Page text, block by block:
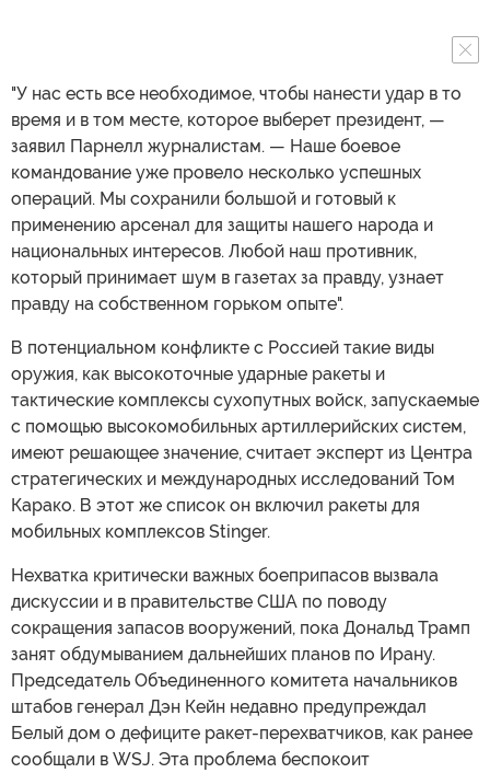
"У нас есть все необходимое, чтобы нанести удар в то
время и в том месте, которое выберет президент, —
заявил Парнелл журналистам. — Наше боевое
командование уже провело несколько успешных
операций. Мы сохранили большой и готовый к
применению арсенал для защиты нашего народа и
национальных интересов. Любой наш противник,
который принимает шум в газетах за правду, узнает
правду на собственном горьком опыте".
В потенциальном конфликте с Россией такие виды
оружия, как высокоточные ударные ракеты и
тактические комплексы сухопутных войск, запускаемые
с помощью высокомобильных артиллерийских систем,
имеют решающее значение, считает эксперт из Центра
стратегических и международных исследований Том
Карако. В этот же список он включил ракеты для
мобильных комплексов Stinger.
Нехватка критически важных боеприпасов вызвала
дискуссии и в правительстве США по поводу
сокращения запасов вооружений, пока Дональд Трамп
занят обдумыванием дальнейших планов по Ирану.
Председатель Объединенного комитета начальников
штабов генерал Дэн Кейн недавно предупреждал
Белый дом о дефиците ракет-перехватчиков, как ранее
сообщали в WSJ. Эта проблема беспокоит